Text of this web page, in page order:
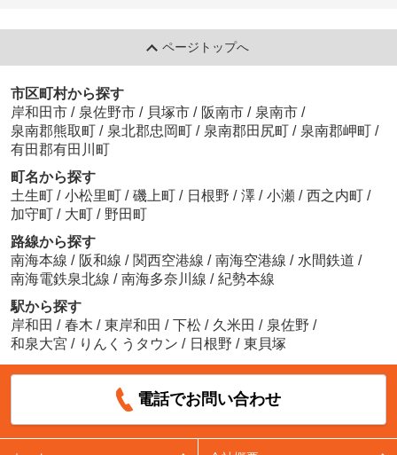
ページトップへ
市区町村から探す
岸和田市 / 泉佐野市 / 貝塚市 / 阪南市 / 泉南市 /
泉南郡熊取町 / 泉北郡忠岡町 / 泉南郡田尻町 / 泉南郡岬町 /
有田郡有田川町
町名から探す
土生町 / 小松里町 / 磯上町 / 日根野 / 澤 / 小瀬 / 西之内町 /
加守町 / 大町 / 野田町
路線から探す
南海本線 / 阪和線 / 関西空港線 / 南海空港線 / 水間鉄道 /
南海電鉄泉北線 / 南海多奈川線 / 紀勢本線
駅から探す
岸和田 / 春木 / 東岸和田 / 下松 / 久米田 / 泉佐野 /
和泉大宮 / りんくうタウン / 日根野 / 東貝塚
電話でお問い合わせ